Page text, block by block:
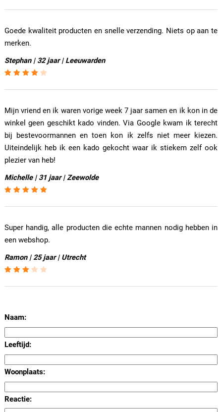
Goede kwaliteit producten en snelle verzending. Niets op aan te
merken.
Stephan | 32 jaar | Leeuwarden
Mijn vriend en ik waren vorige week 7 jaar samen en ik kon in de
winkel geen geschikt kado vinden. Via Google kwam ik terecht
bij bestevoormannen en toen kon ik zelfs niet meer kiezen.
Uiteindelijk heb ik een kado gekocht waar ik stiekem zelf ook
plezier van heb!
Michelle | 31 jaar | Zeewolde
Super handig, alle producten die echte mannen nodig hebben in
een webshop.
Ramon | 25 jaar | Utrecht
Naam:
Leeftijd:
Woonplaats:
Reactie: